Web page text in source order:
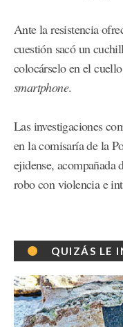
Ante la resistencia
cuestión sacó un
colocárselo en el
smartphone.
Las investigaciones
en la comisaría de la
ejidense,
robo con violencia e
QUIZÁS LE